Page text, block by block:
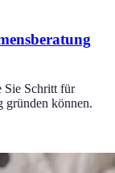
Sie Schritt für
gründen können.